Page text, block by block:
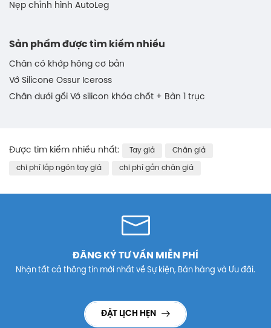
Nẹp chỉnh hình AutoLeg
Sản phẩm được tìm kiếm nhiều
Chân có khớp hông cơ bản
Vớ Silicone Ossur Iceross
Chân dưới gối Vớ silicon khóa chốt + Bàn 1 trục
Được tìm kiếm nhiều nhất: Tay giả Chân giả
chi phí lắp ngón tay giả chi phí gắn chân giả
ĐĂNG KÝ TƯ VẤN MIỄN PHÍ
Nhận tất cả thông tin mới nhất về Sự kiện, Bán hàng và Ưu đãi.
ĐẶT LỊCH HẸN